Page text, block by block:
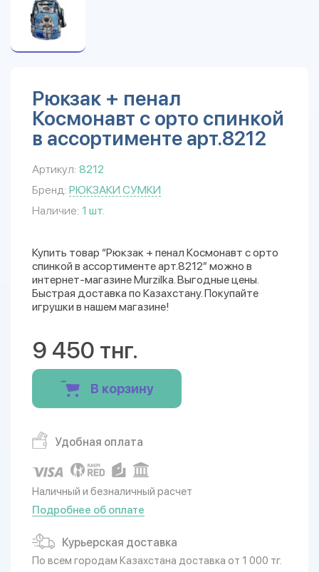
Рюкзак + пенал
Космонавт с орто спинкой
в ассортименте арт.8212
Артикул: 8212
Бренд: РЮКЗАКИ СУМКИ
Наличие: 1 шт.
Купить товар “Рюкзак + пенал Космонавт с орто
спинкой в ассортименте арт.8212” можно в
интернет-магазине Murzilka. Выгодные цены.
Быстрая доставка по Казахстану. Покупайте
игрушки в нашем магазине!
9 450 тнг.
В корзину
Удобная оплата
Наличный и безналичный расчет
Подробнее об оплате
Курьерская доставка
По всем городам Казахстана доставка от 1 000 тг.